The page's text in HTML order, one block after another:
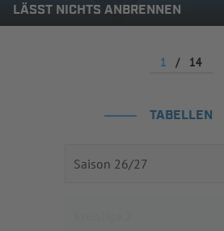
LÄSST NICHTS ANBRENNEN
1 / 14
TABELLEN